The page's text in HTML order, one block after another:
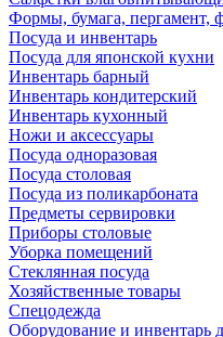
Формы, бумага, пергамент,
Посуда и инвентарь
Посуда для японской кухни
Инвентарь барный
Инвентарь кондитерский
Инвентарь кухонный
Ножи и аксессуары
Посуда одноразовая
Посуда столовая
Посуда из поликарбоната
Предметы сервировки
Приборы столовые
Уборка помещений
Стеклянная посуда
Хозяйственные товары
Спецодежда
Оборудование и инвентарь